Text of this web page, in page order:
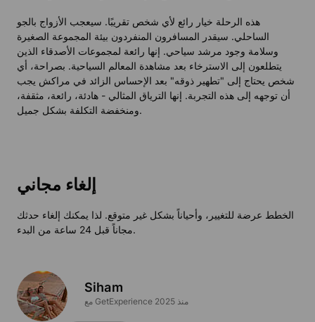
هذه الرحلة خيار رائع لأي شخص تقريبًا. سيعجب الأزواج بالجو
الساحلي. سيقدر المسافرون المنفردون بيئة المجموعة الصغيرة
وسلامة وجود مرشد سياحي. إنها رائعة لمجموعات الأصدقاء الذين
يتطلعون إلى الاسترخاء بعد مشاهدة المعالم السياحية. بصراحة، أي
شخص يحتاج إلى "تطهير ذوقه" بعد الإحساس الزائد في مراكش يجب
أن توجهه إلى هذه التجربة. إنها الترياق المثالي - هادئة، رائعة، مثقفة،
ومنخفضة التكلفة بشكل جميل.
إلغاء مجاني
الخطط عرضة للتغيير، وأحياناً بشكل غير متوقع. لذا يمكنك إلغاء حدثك
مجاناً قبل 24 ساعة من البدء.
Siham
مع GetExperience منذ 2025